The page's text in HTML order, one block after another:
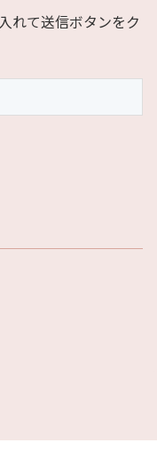
れて送信ボタンをク